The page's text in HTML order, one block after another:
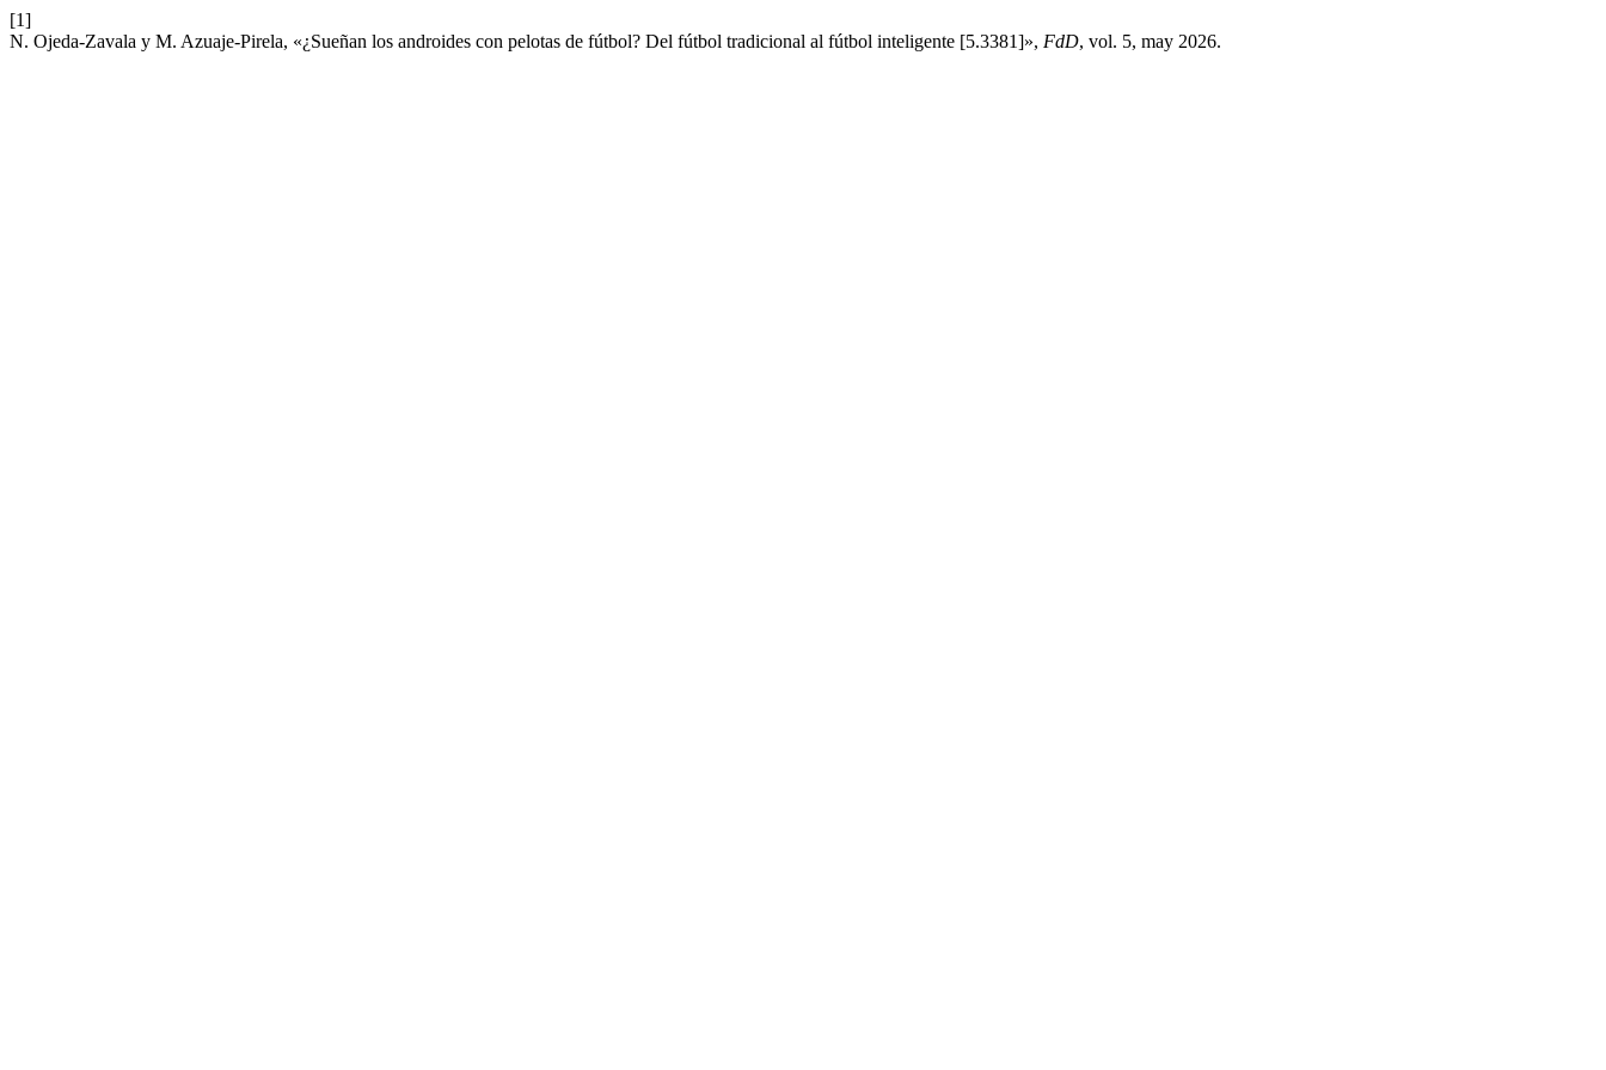
[1]
N. Ojeda-Zavala y M. Azuaje-Pirela, «¿Sueñan los androides con pelotas de fútbol? Del fútbol tradicional al fútbol inteligente [5.3381]», FdD, vol. 5, may 2026.